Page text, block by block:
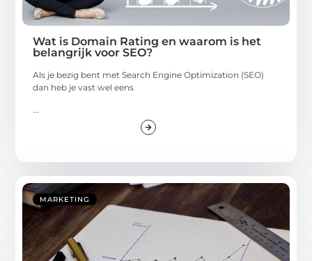
Wat is Domain Rating en waarom is het
belangrijk voor SEO?
Als je bezig bent met Search Engine Optimization (SEO)
dan heb je vast wel eens
...
MARKETING